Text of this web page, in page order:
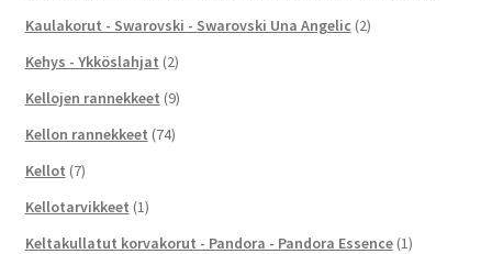
Kaulakorut - Swarovski - Swarovski Una Angelic (2)
Kehys - Ykköslahjat (2)
Kellojen rannekkeet (9)
Kellon rannekkeet (74)
Kellot (7)
Kellotarvikkeet (1)
Keltakullatut korvakorut - Pandora - Pandora Essence (1)